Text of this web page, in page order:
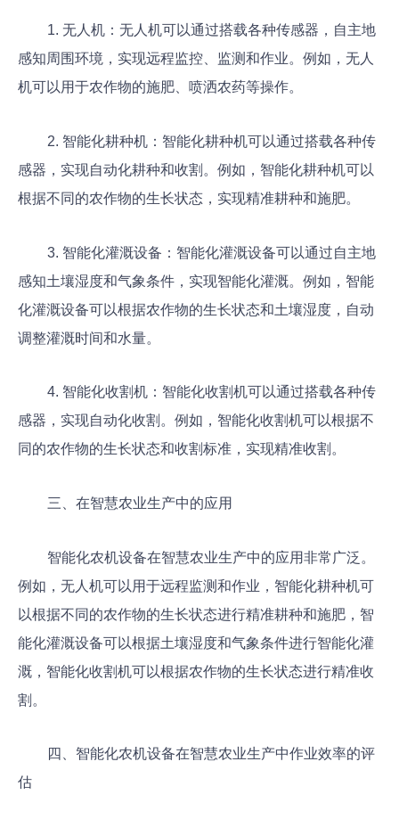
1. 无人机：无人机可以通过搭载各种传感器，自主地
感知周围环境，实现远程监控、监测和作业。例如，无人
机可以用于农作物的施肥、喷洒农药等操作。
2. 智能化耕种机：智能化耕种机可以通过搭载各种传
感器，实现自动化耕种和收割。例如，智能化耕种机可以
根据不同的农作物的生长状态，实现精准耕种和施肥。
3. 智能化灌溉设备：智能化灌溉设备可以通过自主地
感知土壤湿度和气象条件，实现智能化灌溉。例如，智能
化灌溉设备可以根据农作物的生长状态和土壤湿度，自动
调整灌溉时间和水量。
4. 智能化收割机：智能化收割机可以通过搭载各种传
感器，实现自动化收割。例如，智能化收割机可以根据不
同的农作物的生长状态和收割标准，实现精准收割。
三、在智慧农业生产中的应用
智能化农机设备在智慧农业生产中的应用非常广泛。
例如，无人机可以用于远程监测和作业，智能化耕种机可
以根据不同的农作物的生长状态进行精准耕种和施肥，智
能化灌溉设备可以根据土壤湿度和气象条件进行智能化灌
溉，智能化收割机可以根据农作物的生长状态进行精准收
割。
四、智能化农机设备在智慧农业生产中作业效率的评
估